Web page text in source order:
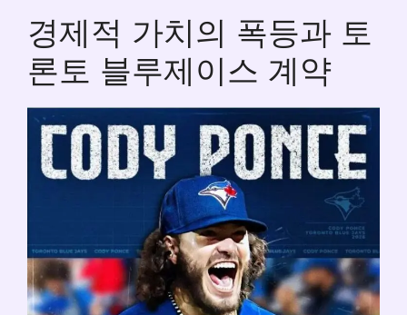
경제적 가치의 폭등과 토
론토 블루제이스 계약